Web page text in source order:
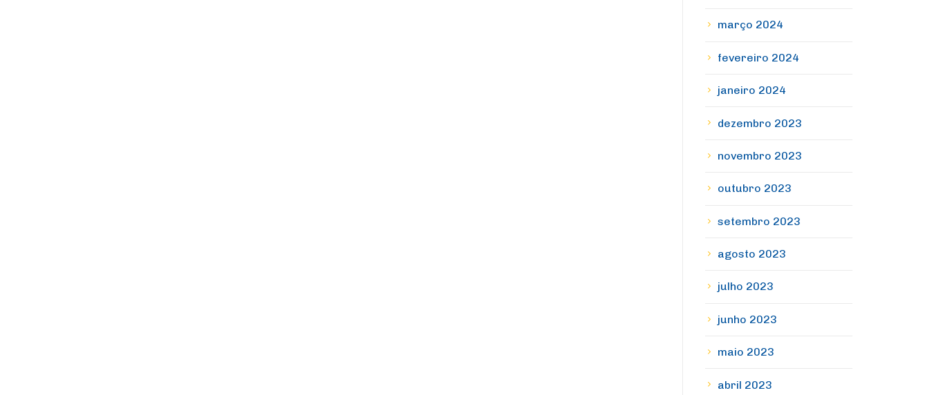
março 2024
fevereiro 2024
janeiro 2024
dezembro 2023
novembro 2023
outubro 2023
setembro 2023
agosto 2023
julho 2023
junho 2023
maio 2023
abril 2023